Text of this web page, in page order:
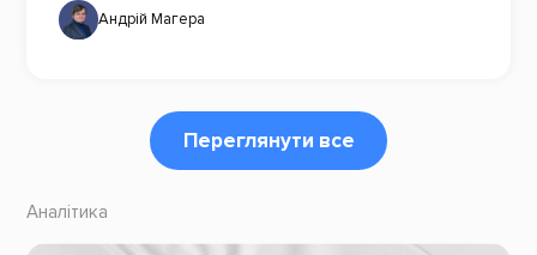
Андрій Магера
Переглянути все
Аналітика